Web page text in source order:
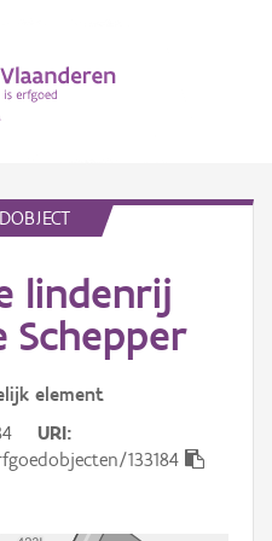
lindenrij
Schepper
element
URI
133184